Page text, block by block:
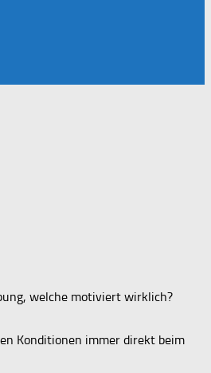
welche motiviert wirklich?
Konditionen immer direkt beim